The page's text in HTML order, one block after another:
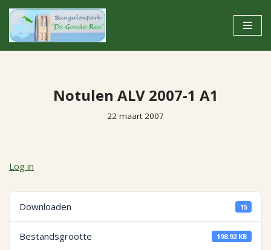
Ga
Notulen ALV 2007-1 A1
22 maart 2007
Log in
Downloaden 15
Bestandsgrootte 198.92 KB